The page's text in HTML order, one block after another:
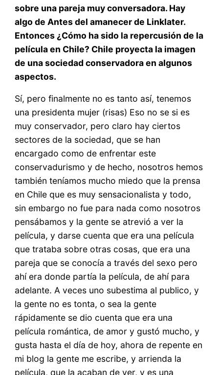
sobre una pareja muy conversadora. Hay
algo de Antes del amanecer de Linklater.
Entonces ¿Cómo ha sido la repercusión de la
película en Chile? Chile proyecta la imagen
de una sociedad conservadora en algunos
aspectos.
Sí, pero finalmente no es tanto así, tenemos
una presidenta mujer (risas) Eso no se si es
muy conservador, pero claro hay ciertos
sectores de la sociedad, que se han
encargado como de enfrentar este
conservadurismo y de hecho, nosotros hemos
también teníamos mucho miedo que la prensa
en Chile que es muy sensacionalista y todo,
sin embargo no fue para nada como nosotros
pensábamos y la gente se atrevió a ver la
película, y darse cuenta que era una película
que trataba sobre otras cosas, que era una
pareja que se conocía a través del sexo pero
ahí era donde partía la película, de ahí para
adelante. A veces uno subestima al publico, y
la gente no es tonta, o sea la gente
rápidamente se dio cuenta que era una
película romántica, de amor y gustó mucho, y
gusta hasta el día de hoy, ahora de repente en
mi blog la gente me escribe, y arrienda la
película, que la acaban de ver, y es una